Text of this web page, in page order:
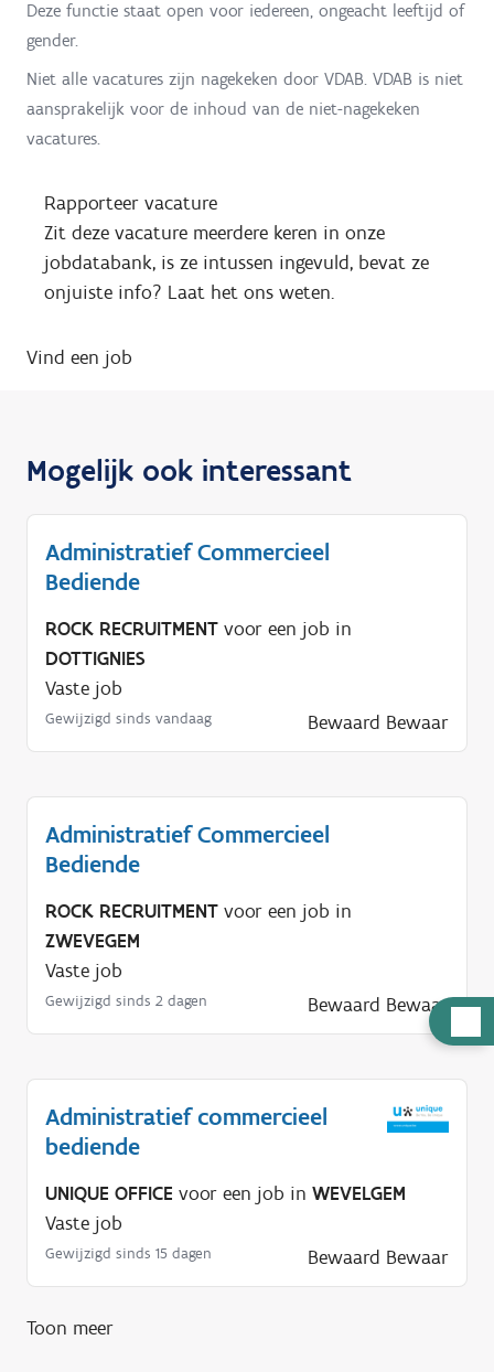
u
l
p
n
g
?
Deze functie staat open voor iedereen, ongeacht leeftijd of
gender.
Niet alle vacatures zijn nagekeken door VDAB. VDAB is niet
aansprakelijk voor de inhoud van de niet-nagekeken
vacatures.
Rapporteer vacature
Zit deze vacature meerdere keren in onze
jobdatabank, is ze intussen ingevuld, bevat ze
onjuiste info? Laat het ons weten.
Vind een job
Mogelijk ook interessant
Administratief Commercieel
Bediende
ROCK RECRUITMENT voor een job in
DOTTIGNIES
Vaste job
Gewijzigd sinds vandaag Bewaard Bewaar
Administratief Commercieel
Bediende
ROCK RECRUITMENT voor een job in
ZWEVEGEM
Vaste job
Gewijzigd sinds 2 dagen Bewaard Bewaar
Administratief commercieel
bediende
UNIQUE OFFICE voor een job in WEVELGEM
Vaste job
Gewijzigd sinds 15 dagen Bewaard Bewaar
Toon meer